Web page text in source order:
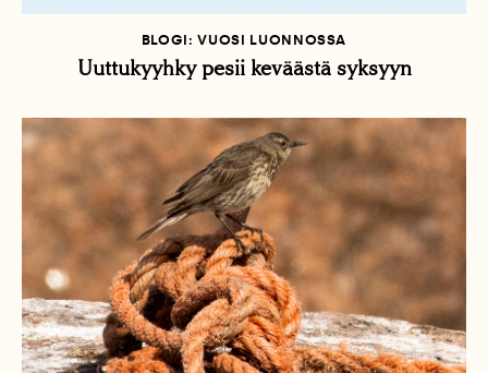
BLOGI: VUOSI LUONNOSSA
Uuttukyyhky pesii keväästä syksyyn